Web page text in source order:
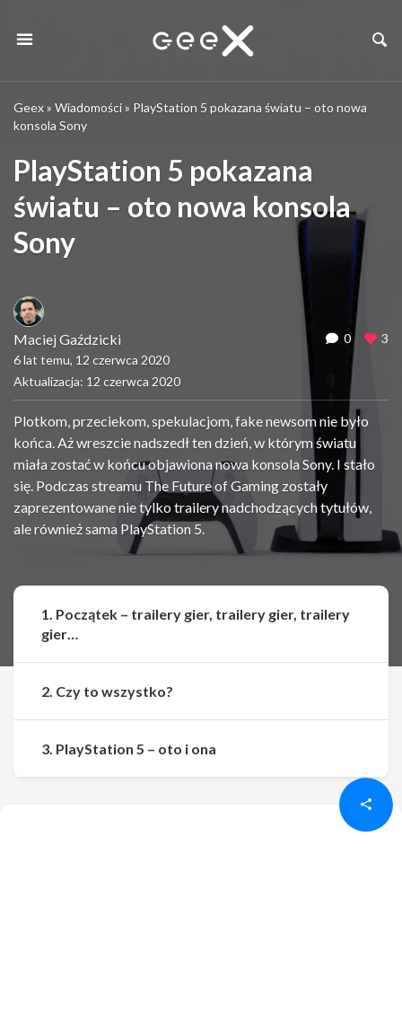
Geex» Wiadomości» PlayStation 5 pokazana światu – oto nowa
konsola Sony
PlayStation 5 pokazana
światu – oto nowa konsola
Sony
Maciej Gaździcki
6 lat temu, 12 czerwca 2020
Aktualizacja: 12 czerwca 2020
0 3
Plotkom, przeciekom, spekulacjom, fake newsom nie było
końca. Aż wreszcie nadszedł ten dzień, w którym światu
miała zostać w końcu objawiona nowa konsola Sony. I stało
się. Podczas streamu The Future of Gaming zostały
zaprezentowane nie tylko trailery nadchodzących tytułów,
ale również sama PlayStation 5.
Udostępnij
1. Początek – trailery gier, trailery gier, trailery
gier…
2. Czy to wszystko?
3. PlayStation 5 – oto i ona